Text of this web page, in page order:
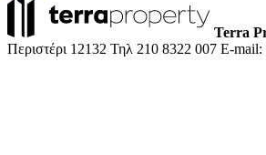
Terra
Περιστέρι 12132 Τηλ 210 8322 007 E-mail: